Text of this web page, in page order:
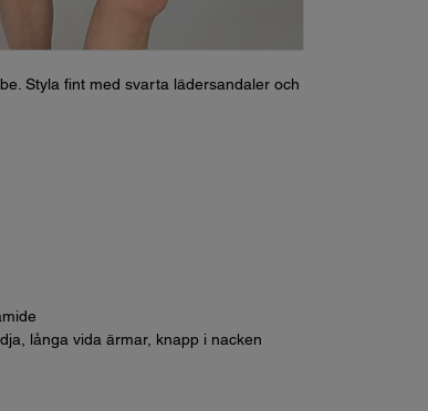
Styla fint med svarta lädersandaler och
långa vida ärmar, knapp i nacken